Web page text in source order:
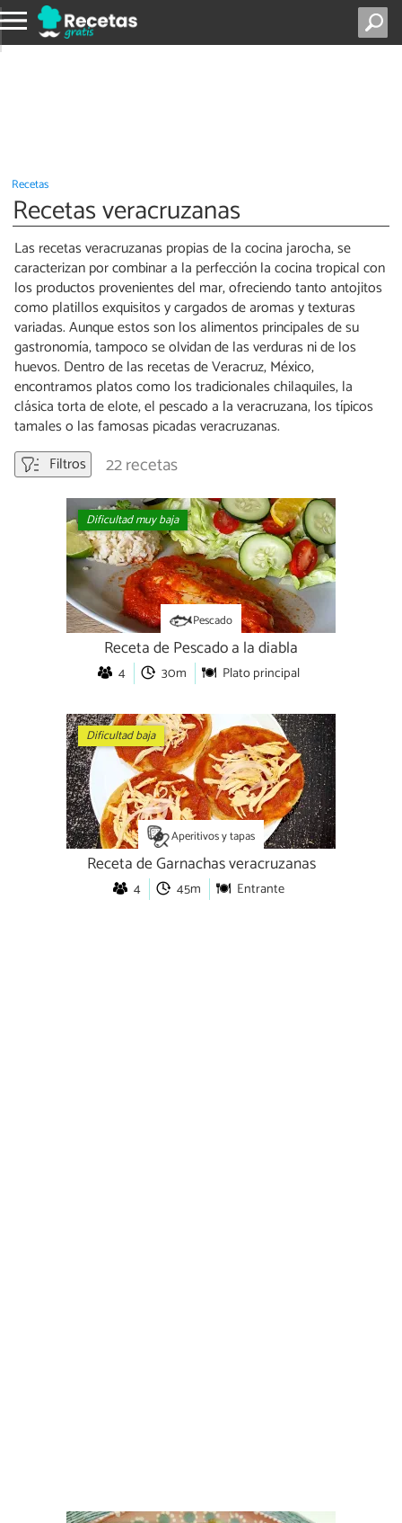
Recetas
Recetas veracruzanas
Las recetas veracruzanas propias de la cocina jarocha, se
caracterizan por combinar a la perfección la cocina tropical con
los productos provenientes del mar, ofreciendo tanto antojitos
como platillos exquisitos y cargados de aromas y texturas
variadas. Aunque estos son los alimentos principales de su
gastronomía, tampoco se olvidan de las verduras ni de los
huevos. Dentro de las recetas de Veracruz, México,
encontramos platos como los tradicionales chilaquiles, la
clásica torta de elote, el pescado a la veracruzana, los típicos
tamales o las famosas picadas veracruzanas.
Filtros
22 recetas
Dificultad muy baja
Pescado
Receta de Pescado a la diabla
4 30m Plato principal
Dificultad baja
Aperitivos y tapas
Receta de Garnachas veracruzanas
4 45m Entrante